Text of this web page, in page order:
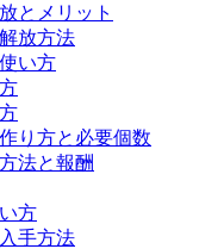
とメリット
放方法
い方
り方と必要個数
法と報酬
方
手方法